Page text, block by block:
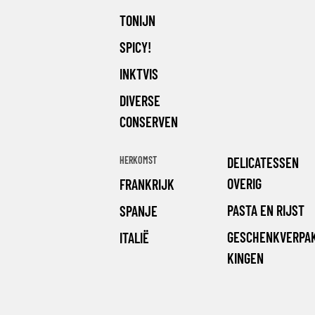
TONIJN
SPICY!
INKTVIS
DIVERSE
CONSERVEN
HERKOMST
FRANKRIJK
SPANJE
ITALIË
DELICATESSEN
OVERIG
PASTA EN RIJST
KINGEN